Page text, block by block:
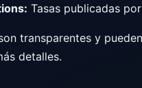
Tasas publicadas
transparentes y
detalles.